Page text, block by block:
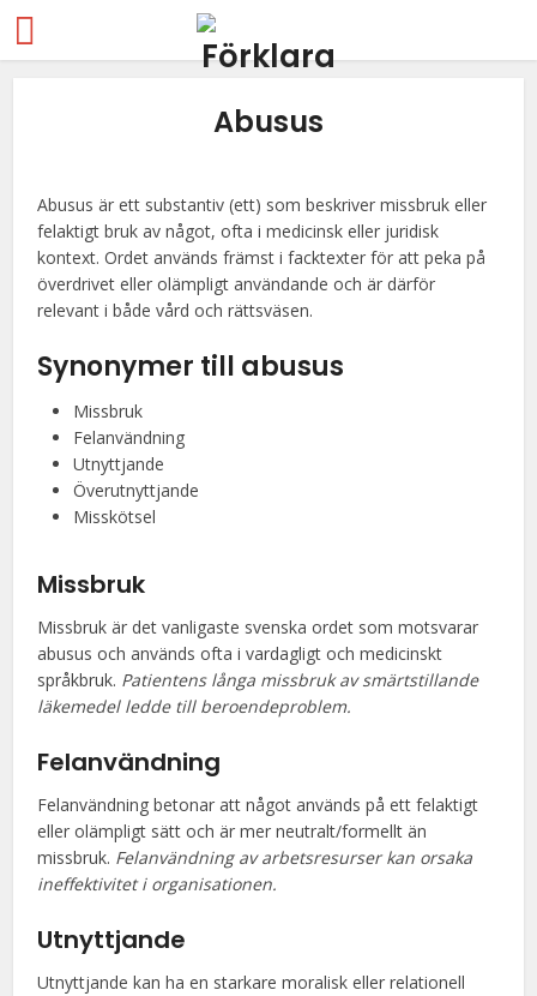
Abusus
Abusus är ett substantiv (ett) som beskriver missbruk eller
felaktigt bruk av något, ofta i medicinsk eller juridisk
kontext. Ordet används främst i facktexter för att peka på
överdrivet eller olämpligt användande och är därför
relevant i både vård och rättsväsen.
Synonymer till abusus
Missbruk
Felanvändning
Utnyttjande
Överutnyttjande
Misskötsel
Missbruk
Missbruk är det vanligaste svenska ordet som motsvarar
abusus och används ofta i vardagligt och medicinskt
språkbruk. Patientens långa missbruk av smärtstillande
läkemedel ledde till beroendeproblem.
Felanvändning
Felanvändning betonar att något används på ett felaktigt
eller olämpligt sätt och är mer neutralt/formellt än
missbruk. Felanvändning av arbetsresurser kan orsaka
ineffektivitet i organisationen.
Utnyttjande
Utnyttjande kan ha en starkare moralisk eller relationell